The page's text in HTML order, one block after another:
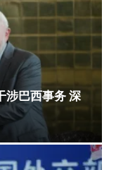
涉巴西事务 深